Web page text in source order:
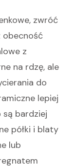
zwróć
obecność
z
na rdzę, ale
do
lepiej
są bardziej
półki i blaty
lub